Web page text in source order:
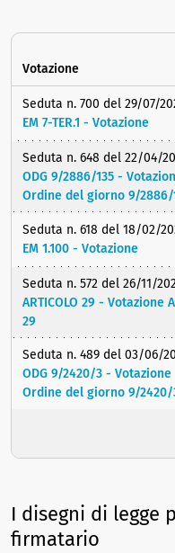
Votazione
Seduta n. 700 del 29/07/
EM 7-TER.1 - Votazione
Seduta n. 648 del 22/04/
ODG 9/2886/135 -
Ordine del giorno 9/2886/
Seduta n. 618 del 18/02/
EM 1.100 - Votazione
Seduta n. 572 del 26/11/
ARTICOLO 29 - Votazione
29
Seduta n. 489 del 03/06/
ODG 9/2420/3 - Votazione
Ordine del giorno 9/2420/
I disegni di legge
firmatario